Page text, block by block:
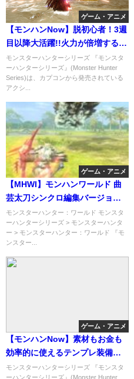
ゲーム・アニメ
【モンハンNow】脱初心者！3週
目以降大活躍!!火力が倍増する弓
の必殺テクニックを紹介！
モンスターハンターシリーズ 『モンスタ
ーハンターシリーズ』(Monster Hunter
Series)は、カプコンから発売されている
アクシ...
ゲーム・アニメ
【MHWI】モンハンワールド 曲
芸太刀シンクロ編集バージョン
ですよー必見凄いから観て
モンスターハンター：ワールド モンスタ
ーハンターシリーズ > モンスターハンタ
ー > モンスターハンター：ワールド 『モ
ンスター...
ゲーム・アニメ
【モンハンNow】素材もお金も
効率的に使えるテンプレ装備が
こちらです！
モンスターハンターシリーズ 『モンスタ
ーハンターシリーズ』(Monster Hunter